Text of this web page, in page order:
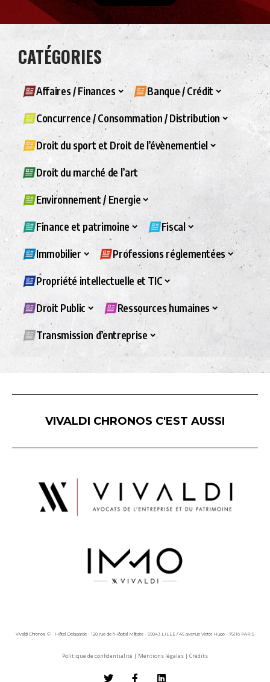
CATÉGORIES
Affaires / Finances Banque / Crédit
Concurrence / Consommation / Distribution
Droit du sport et Droit de l’évènementiel
Droit du marché de l’art
Environnement / Energie
Finance et patrimoine Fiscal
Immobilier Professions réglementées
Propriété intellectuelle et TIC
Droit Public Ressources humaines
Transmission d’entreprise
VIVALDI CHRONOS C'EST AUSSI
Vivaldi Chronos © - Hôtel Delagarde - 120, rue de l'Hôpital Militaire - 59043 LILLE / 45 avenue Victor Hugo - 75116 PARIS
Politique de confidentialité | Mentions légales | Crédits